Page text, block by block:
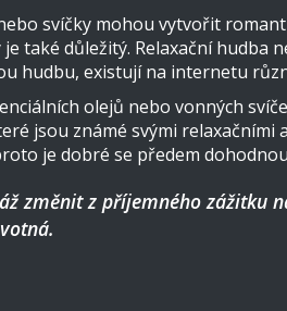
svíčky mohou vytvořit
také důležitý. Relaxační
hudbu, existují na internetu
olejů nebo vonných
jsou známé svými
je dobré se předem
změnit z příjemného